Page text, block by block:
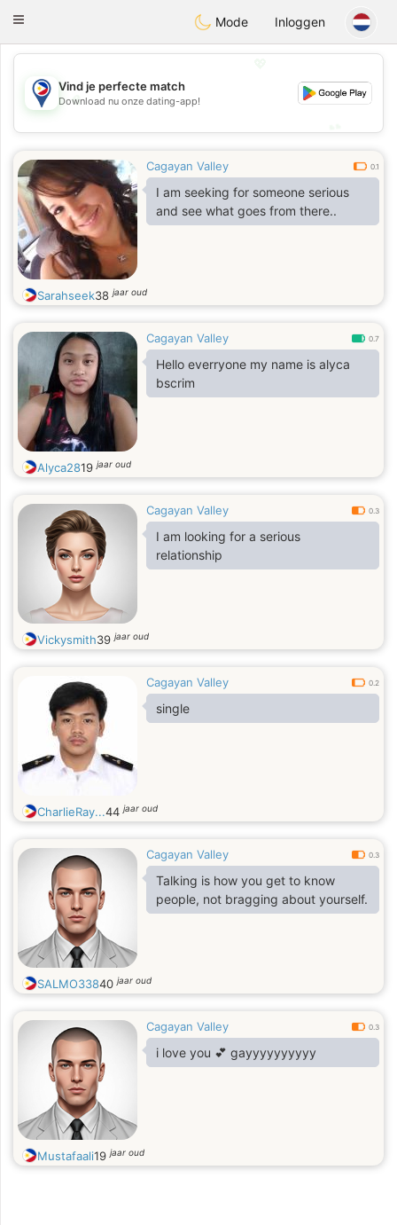
PhilippinesChat
Toggle
Mode Inloggen
💖
💕
Vind je perfecte match
Download nu onze dating-app!
Cagayan Valley 0.1
I am seeking for someone serious
and see what goes from there..
Sarahseek38jaar oud
Cagayan Valley 0.7
Hello everryone my name is alyca
bscrim
Alyca2819jaar oud
Cagayan Valley 0.3
I am looking for a serious
relationship
Vickysmith39jaar oud
Cagayan Valley 0.2
single
CharlieRay...44jaar oud
Cagayan Valley 0.3
Talking is how you get to know
people, not bragging about yourself.
SALMO33840jaar oud
Cagayan Valley 0.3
i love you 💕 gayyyyyyyyyy
Mustafaali19jaar oud